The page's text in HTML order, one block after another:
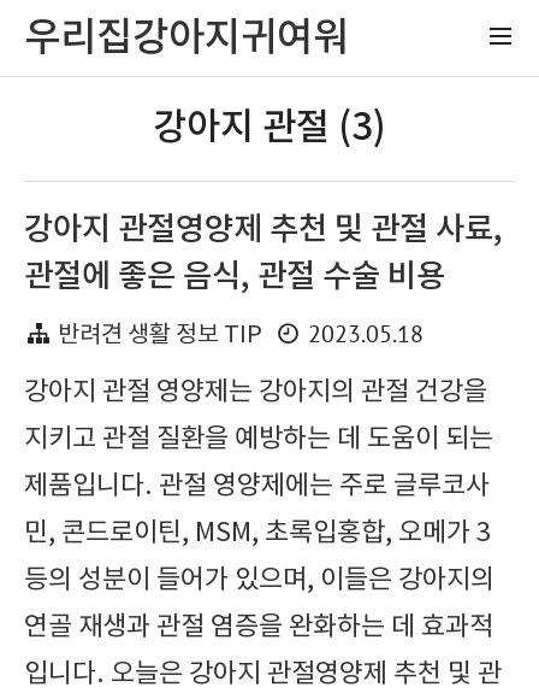
우리집강아지귀여워
강아지 관절 (3)
강아지 관절영양제 추천 및 관절 사료,
관절에 좋은 음식, 관절 수술 비용
반려견 생활 정보 TIP
2023.05.18
강아지 관절 영양제는 강아지의 관절 건강을
지키고 관절 질환을 예방하는 데 도움이 되는
제품입니다. 관절 영양제에는 주로 글루코사
민, 콘드로이틴, MSM, 초록입홍합, 오메가 3
등의 성분이 들어가 있으며, 이들은 강아지의
연골 재생과 관절 염증을 완화하는 데 효과적
입니다. 오늘은 강아지 관절영양제 추천 및 관